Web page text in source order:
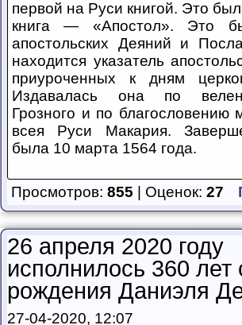
первой на Руси книгой. Это
книга — «Апостол». Это
апостольских Деяний и
находится указатель
приуроченных к дням
Издавалась она по
Грозного и по благословению
всея Руси Макария.
была 10 марта 1564 года.
Просмотров: 855 | Оценок: 27
26 апреля 2020 году
исполнилось 360 лет
рождения Даниэля
27-04-2020, 12:07